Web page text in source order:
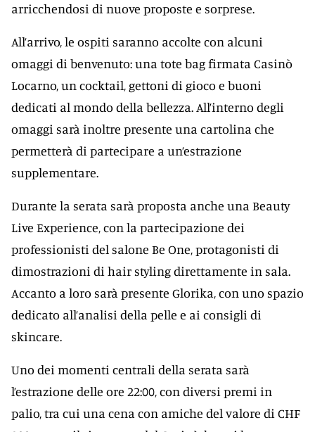
arricchendosi di nuove proposte e sorprese.
All’arrivo, le ospiti saranno accolte con alcuni
omaggi di benvenuto: una tote bag firmata Casinò
Locarno, un cocktail, gettoni di gioco e buoni
dedicati al mondo della bellezza. All’interno degli
omaggi sarà inoltre presente una cartolina che
permetterà di partecipare a un’estrazione
supplementare.
Durante la serata sarà proposta anche una Beauty
Live Experience, con la partecipazione dei
professionisti del salone Be One, protagonisti di
dimostrazioni di hair styling direttamente in sala.
Accanto a loro sarà presente Glorika, con uno spazio
dedicato all’analisi della pelle e ai consigli di
skincare.
Uno dei momenti centrali della serata sarà
l’estrazione delle ore 22:00, con diversi premi in
palio, tra cui una cena con amiche del valore di CHF